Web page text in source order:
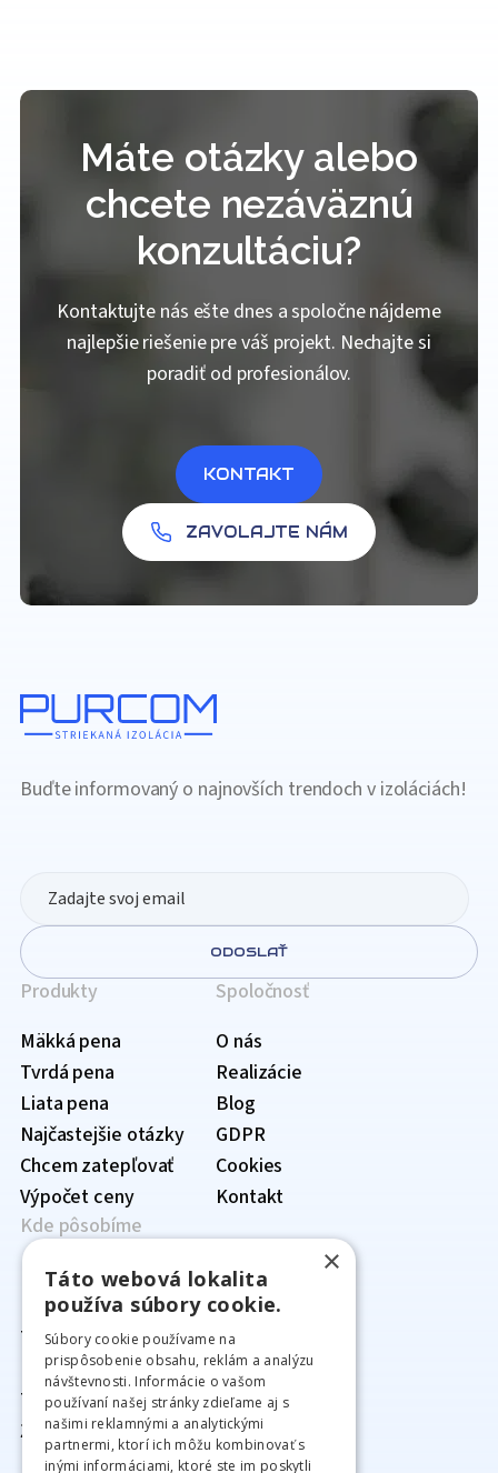
Máte otázky alebo
chcete nezáväznú
konzultáciu?
Kontaktujte nás ešte dnes a spoločne nájdeme
najlepšie riešenie pre váš projekt. Nechajte si
poradiť od profesionálov.
KONTAKT
ZAVOLAJTE NÁM
Buďte informovaný o najnovších trendoch v izoláciách!
ODOSLAŤ
Produkty
Mäkká pena
Tvrdá pena
Liata pena
Najčastejšie otázky
Chcem zatepľovať
Výpočet ceny
Spoločnosť
O nás
Realizácie
Blog
GDPR
Cookies
Kontakt
Kde pôsobíme
Prehľad lokalít
Bratislavský kraj
›
Senec
Bratislava
Malacky
Pezinok
Trnavský kraj
›
Hlohovec
Dunajská Streda
Galanta
Piešťany
Nitriansky kraj
›
Nitra
Komárno
Levice
Trenčiansky kraj
›
Trenčín
Prievidza
Žilinský kraj
›
Žilina
Banskobystrický kraj ›
×
Táto webová lokalita
používa súbory cookie.
Súbory cookie používame na
prispôsobenie obsahu, reklám a analýzu
návštevnosti. Informácie o vašom
používaní našej stránky zdieľame aj s
našimi reklamnými a analytickými
partnermi, ktorí ich môžu kombinovať s
inými informáciami, ktoré ste im poskytli